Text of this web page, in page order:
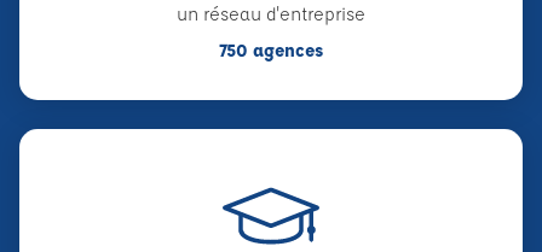
un réseau d'entreprise
750 agences